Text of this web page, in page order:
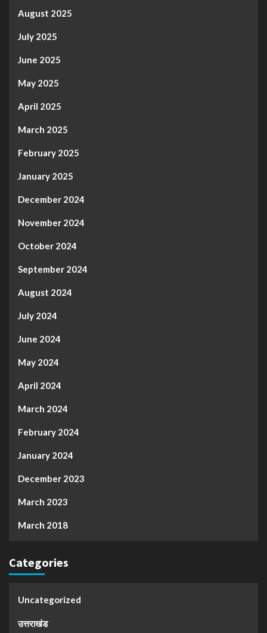
August 2025
July 2025
June 2025
May 2025
April 2025
March 2025
February 2025
January 2025
December 2024
November 2024
October 2024
September 2024
August 2024
July 2024
June 2024
May 2024
April 2024
March 2024
February 2024
January 2024
December 2023
March 2023
March 2018
Categories
Uncategorized
उत्तराखंड